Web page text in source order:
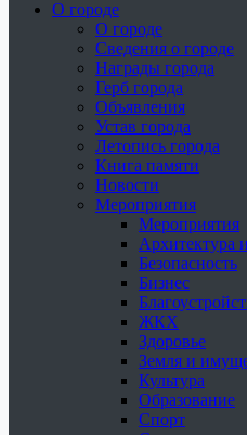
О городе
О городе
Сведения о городе
Награды города
Герб города
Объявления
Устав города
Летопись города
Книга памяти
Новости
Мероприятия
Мероприятия
Архитектура
Безопасность
Бизнес
ЖКХ
Здоровье
Земля и
Культура
Образование
Спорт